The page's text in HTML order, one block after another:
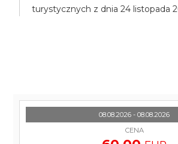
turystycznych z dnia 24 listopada
08.08.2026 - 08.08.2026
CENA